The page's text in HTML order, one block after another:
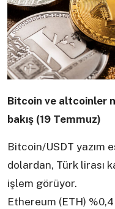
Bitcoin ve altcoinler
bakış (19 Temmuz)
Bitcoin/USDT yazım
dolardan, Türk lirası
işlem görüyor.
Ethereum (ETH)